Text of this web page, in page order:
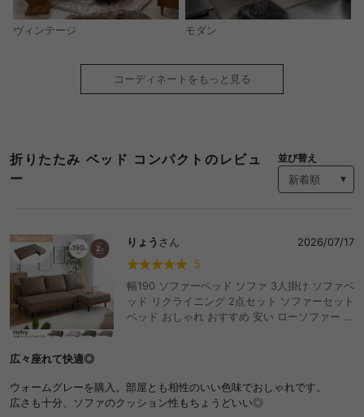
ヴィンテージ モダン
コーディネートをもっと見る
折りたたみ ベッド コンパクトのレビュ
ー
並び替え
りょう さん
2026/07/17
5
幅190 ソファーベッド ソファ 3人掛け ソファベ
ッド リクライニング 2点セット ソファーセット
ベッド おしゃれ おすすめ 安い ローソファー コ
広々座れて快適◎
ウォームグレーを購入。部屋とも相性のいい色味でおしゃれです。
広さも十分、ソファのクッション性もちょうどいい◎